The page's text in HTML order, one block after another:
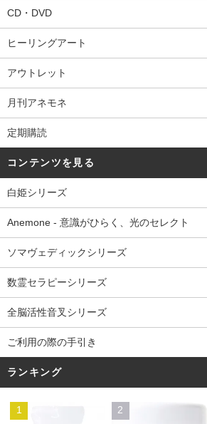
CD・DVD
ヒーリングアート
アウトレット
月刊アネモネ
定期購読
コンテンツを見る
白姫シリーズ
Anemone - 意識がひらく、光のセレクト
ソマヴェディックシリーズ
数霊セラピーシリーズ
全脳活性音叉シリーズ
ご利用の際の手引き
ランキング
1 2